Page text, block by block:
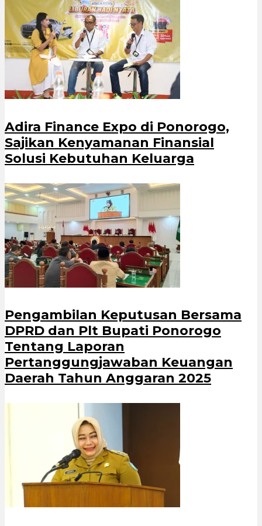
Adira Finance Expo di Ponorogo,
Sajikan Kenyamanan Finansial
Solusi Kebutuhan Keluarga
Pengambilan Keputusan Bersama
DPRD dan Plt Bupati Ponorogo
Tentang Laporan
Pertanggungjawaban Keuangan
Daerah Tahun Anggaran 2025